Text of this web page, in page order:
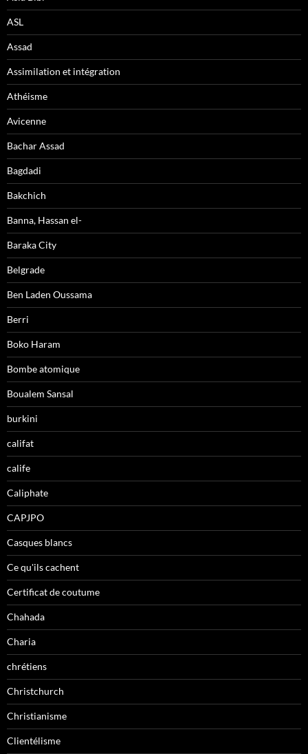
ASL
Assad
Assimilation et intégration
Athéisme
Avicenne
Bachar Assad
Bagdadi
Bakchich
Banna, Hassan el-
Baraka City
Belgrade
Ben Laden Oussama
Berri
Boko Haram
Bombe atomique
Boualem Sansal
burkini
califat
calife
Caliphate
CAPJPO
Casques blancs
Ce qu'ils cachent
Certificat de coutume
Chahada
Charia
chrétiens
Christchurch
Christianisme
Clientélisme